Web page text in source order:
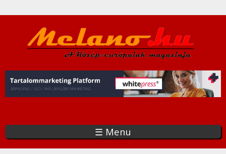
a
tartalomra
☰ Menu